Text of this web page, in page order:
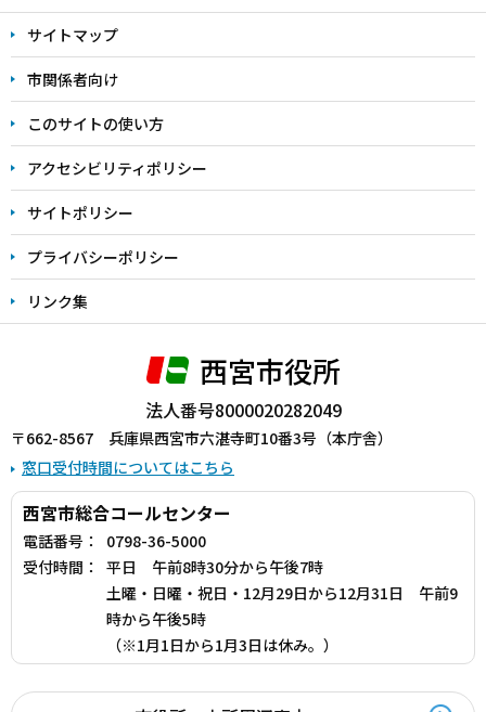
文
こ
こ
ま
で
サイトマップ
市関係者向け
このサイトの使い方
アクセシビリティポリシー
サイトポリシー
プライバシーポリシー
リンク集
西宮市役所
法人番号8000020282049
〒662-8567 兵庫県西宮市六湛寺町10番3号（本庁舎）
窓口受付時間についてはこちら
西宮市総合コールセンター
電話番号：
0798-36-5000
受付時間：
平日 午前8時30分から午後7時
土曜・日曜・祝日・12月29日から12月31日 午前9
時から午後5時
（※1月1日から1月3日は休み。）